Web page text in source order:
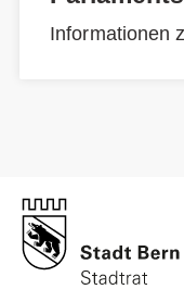
Informationen